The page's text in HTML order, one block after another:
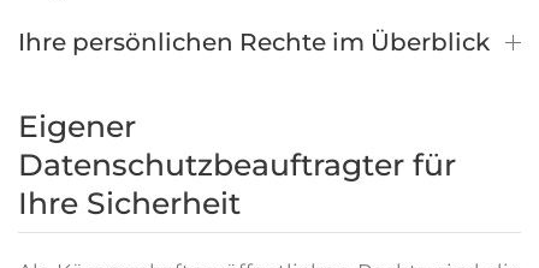
Ihre persönlichen Rechte im Überblick
Eigener
Datenschutzbeauftragter für
Ihre Sicherheit